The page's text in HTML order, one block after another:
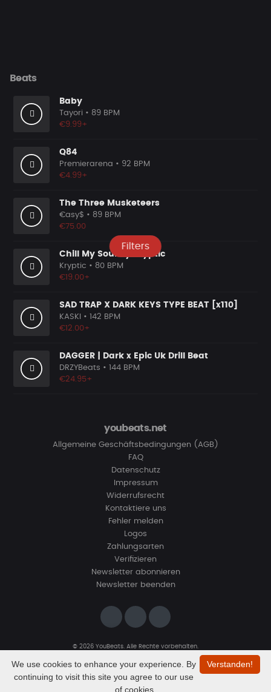
Filters
Beats
Baby
Tayori • 89 BPM
€9.99+
Q84
Premierarena • 92 BPM
€4.99+
The Three Musketeers
€asy$ • 89 BPM
€75.00
Chill My Soul by Kryptic
Kryptic • 80 BPM
€19.00+
SAD TRAP X DARK KEYS TYPE BEAT [x110]
KASKI
• 142 BPM
€12.00+
DAGGER | Dark x Epic Uk Drill Beat
DRZYBeats • 144 BPM
€24.95+
youbeats.net
Allgemeine Geschäftsbedingungen (AGB)
FAQ
Datenschutz
Impressum
Widerrufsrecht
Kontaktiere uns
Fehler melden
Logos
Zahlungsarten
Verifizieren
Newsletter abonnieren
Newsletter beenden
© 2026 YouBeats. Alle Rechte vorbehalten.
Verstanden!
We use cookies to enhance your experience. By
continuing to visit this site you agree to our use
of cookies.